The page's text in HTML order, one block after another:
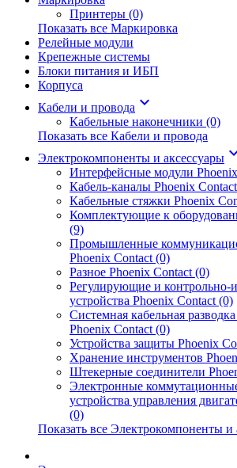
Принтеры (0)
Показать все Маркировка
Релейные модули
Крепежные системы
Блоки питания и ИБП
Корпуса
Кабели и провода keyboard_arrow_down
Кабельные наконечники (0)
Показать все Кабели и провода
Электрокомпоненты и аксессуары
Интерфейсные модули
Кабель-каналы Phoenix
Кабельные стяжки Phoenix
Комплектующие к
(9)
Промышленные
Phoenix Contact (0)
Разное Phoenix Contact (0)
Регулирующие и контрольно-
устройства Phoenix Contact (0)
Системная кабельная
Phoenix Contact (0)
Устройства защиты Phoenix
Хранение инструментов
Штекерные соединители
Электронные
устройства управления
(0)
Показать все Электрокомпоненты и